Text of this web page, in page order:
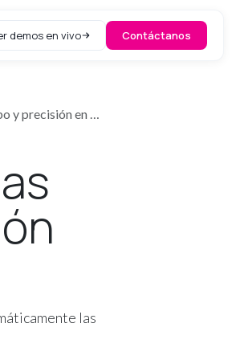
demos en vivo Contáctanos
en la Contabilidad
las